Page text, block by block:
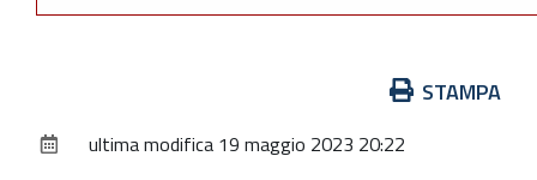
documento
STAMPA
ultima modifica 19 maggio 2023 20:22